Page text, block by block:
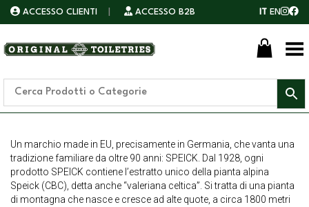
ACCESSO CLIENTI ACCESSO B2B IT EN
Toggle Menu
Un marchio made in EU, precisamente in Germania, che vanta una
tradizione familiare da oltre 90 anni: SPEICK. Dal 1928, ogni
prodotto SPEICK contiene l’estratto unico della pianta alpina
Speick (CBC), detta anche “valeriana celtica”. Si tratta di una pianta
di montagna che nasce e cresce ad alte quote, a circa 1800 metri